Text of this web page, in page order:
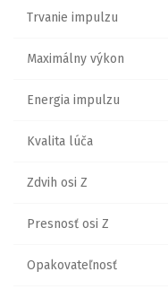
Trvanie impulzu
Maximálny výkon
Energia impulzu
Kvalita lúča
Zdvih osi Z
Presnosť osi Z
Opakovateľnosť